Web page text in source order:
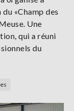
«Champ des
Une
qui a réuni
du